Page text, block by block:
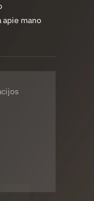
mano